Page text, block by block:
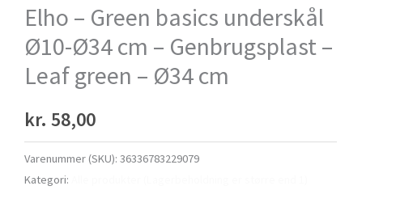
Elho – Green basics underskål
Ø10-Ø34 cm – Genbrugsplast –
Leaf green – Ø34 cm
kr. 58,00
Varenummer (SKU):36336783229079
Kategori: